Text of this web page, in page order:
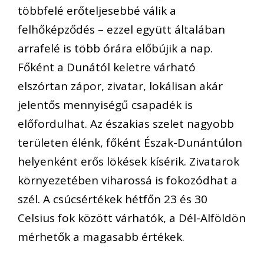
többfelé erőteljesebbé válik a
felhőképződés – ezzel együtt általában
arrafelé is több órára előbújik a nap.
Főként a Dunától keletre várható
elszórtan zápor, zivatar, lokálisan akár
jelentős mennyiségű csapadék is
előfordulhat. Az északias szelet nagyobb
területen élénk, főként Észak-Dunántúlon
helyenként erős lökések kísérik. Zivatarok
környezetében viharossá is fokozódhat a
szél. A csúcsértékek hétfőn 23 és 30
Celsius fok között várhatók, a Dél-Alföldön
mérhetők a magasabb értékek.